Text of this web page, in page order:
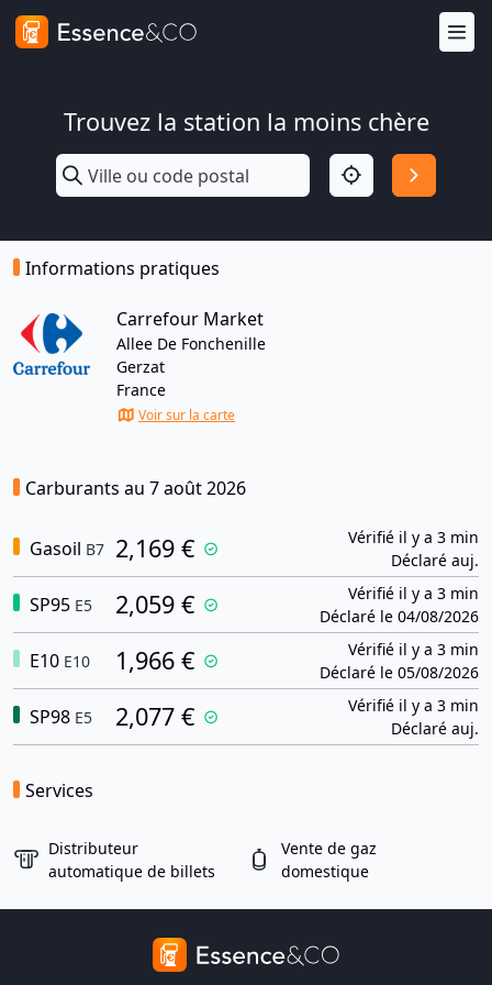
Trouvez la station la moins chère
Informations pratiques
Carrefour Market
Allee De Fonchenille
Gerzat
France
Voir sur la carte
Carburants au 7 août 2026
Gasoil B7 2,169 €
Vérifié il y a 3 min
Déclaré auj.
SP95 E5 2,059 €
Vérifié il y a 3 min
Déclaré le 04/08/2026
E10 E10 1,966 €
Vérifié il y a 3 min
Déclaré le 05/08/2026
SP98 E5 2,077 €
Vérifié il y a 3 min
Déclaré auj.
Services
Distributeur
automatique de billets
Vente de gaz
domestique